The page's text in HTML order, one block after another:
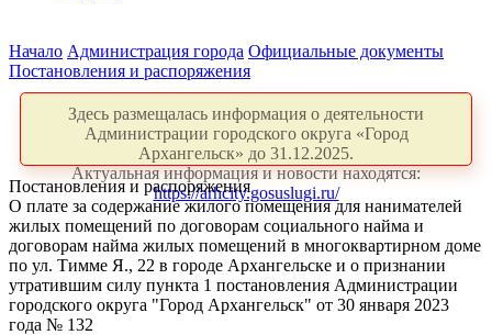
Начало Администрация города Официальные документы
Постановления и распоряжения
Здесь размещалась информация о деятельности
Администрации городского округа «Город
Архангельск» до 31.12.2025.
Актуальная информация и новости находятся:
https://arhcity.gosuslugi.ru/
Постановления и распоряжения
О плате за содержание жилого помещения для нанимателей
жилых помещений по договорам социального найма и
договорам найма жилых помещений в многоквартирном доме
по ул. Тимме Я., 22 в городе Архангельске и о признании
утратившим силу пункта 1 постановления Администрации
городского округа "Город Архангельск" от 30 января 2023
года № 132